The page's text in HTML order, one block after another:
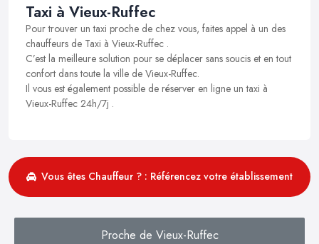
Taxi à Vieux-Ruffec
Pour trouver un taxi proche de chez vous, faites appel à un des
chauffeurs de Taxi à Vieux-Ruffec .
C’est la meilleure solution pour se déplacer sans soucis et en tout
confort dans toute la ville de Vieux-Ruffec.
Il vous est également possible de réserver en ligne un taxi à
Vieux-Ruffec 24h/7j .
Vous êtes Chauffeur ? : Référencez votre établissement
Proche de Vieux-Ruffec